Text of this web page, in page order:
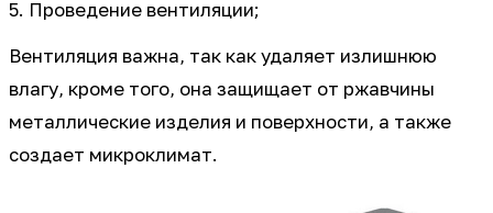
5. Проведение вентиляции;
Вентиляция важна, так как удаляет излишнюю
влагу, кроме того, она защищает от ржавчины
металлические изделия и поверхности, а также
создает микроклимат.